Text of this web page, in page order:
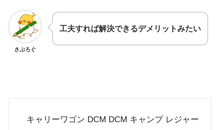
さぶろぐ
工夫すれば解決できるデメリットみたい
キャリーワゴン DCM DCM キャンプ レジャー